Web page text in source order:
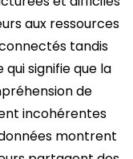
aux ressources
tandis
signifie que la
de
incohérentes
montrent